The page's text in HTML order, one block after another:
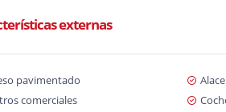
externas
pavimentado
comerciales